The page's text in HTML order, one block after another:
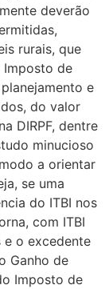
deverão
rurais, que
Imposto de
e
do valor
DIRPF, dentre
minucioso
a orientar
se uma
do ITBI nos
com ITBI
o excedente
Ganho de
Imposto de